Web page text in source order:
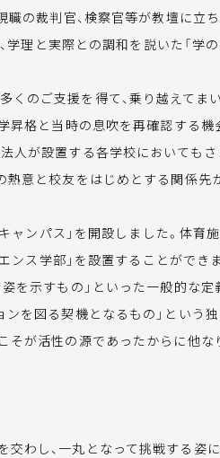
の裁判官、検察官等が教壇に立
理と実際との調和を説いた「学の
のご支援を得て、乗り越えてま
昇格と当時の息吹を再確認する機
人が設置する各学校においてもさ
熱意と校友をはじめとする関係先
ャンパス」を開設しました。体育
ンス学部」を設置することができ
示すもの」といった一般的な定
ンを図る契機となるもの」という
そが活性の源であったからに他な
わし、一丸となって挑戦する姿